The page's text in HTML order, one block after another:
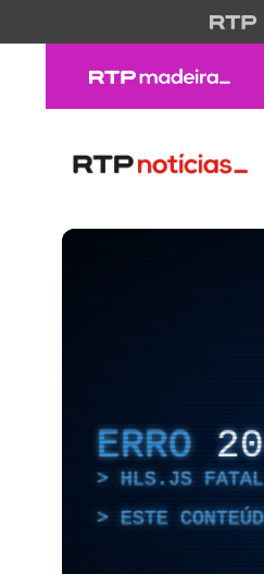
ERRO
HLS.JS FATAL
ESTE